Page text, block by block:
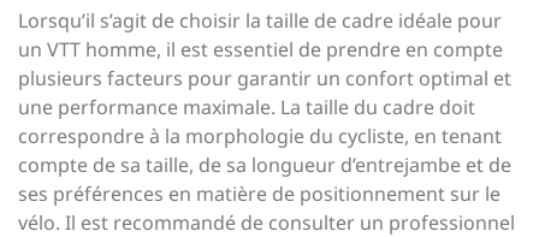
Lorsqu’il s’agit de choisir la taille de cadre idéale pour
un VTT homme, il est essentiel de prendre en compte
plusieurs facteurs pour garantir un confort optimal et
une performance maximale. La taille du cadre doit
correspondre à la morphologie du cycliste, en tenant
compte de sa taille, de sa longueur d’entrejambe et de
ses préférences en matière de positionnement sur le
vélo. Il est recommandé de consulter un professionnel